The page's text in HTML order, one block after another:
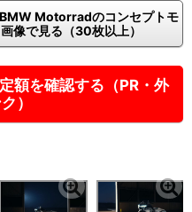
Motorradのコンセプトモ
像で見る（30枚以上）
額を確認する（PR・外
）